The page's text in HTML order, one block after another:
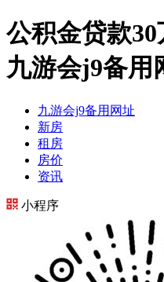
公积金贷款
九游会j9备用
九游会j9备用网址
新房
租房
房价
资讯
小程序